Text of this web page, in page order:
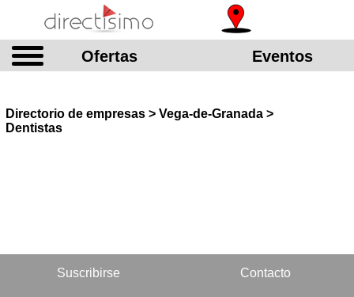
Ofertas Eventos
Directorio de empresas > Vega-de-Granada >
Dentistas
Suscribirse Contacto